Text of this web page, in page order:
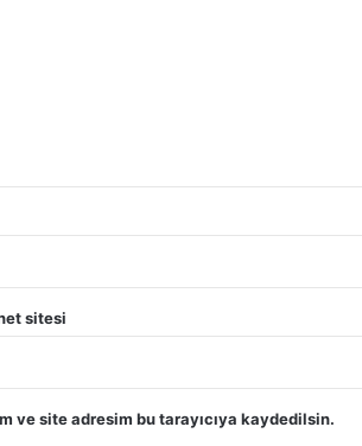
sitesi
ve site adresim bu tarayıcıya kaydedilsin.